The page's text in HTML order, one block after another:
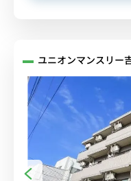
ユニオンマンスリー